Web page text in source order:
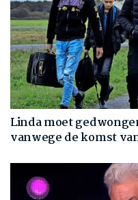
Linda moet
vanwege de komst